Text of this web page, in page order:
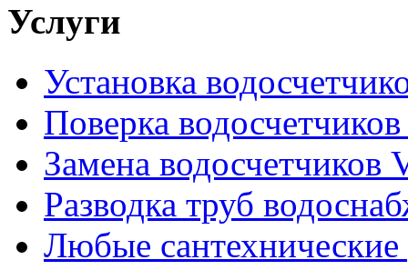
Услуги
Установка
Поверка водосчетчиков
Замена
Разводка труб
Любые